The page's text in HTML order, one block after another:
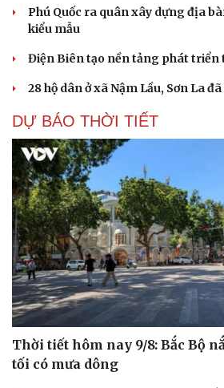
Hạt
Phú Quốc ra quân xây dựng địa
kiểu mẫu
Điện Biên tạo nền tảng phát
28 hộ dân ở xã Nậm Lầu, Sơn La
DỰ BÁO THỜI TIẾT
Thời tiết hôm nay 9/8: Bắc Bộ
tối có mưa dông